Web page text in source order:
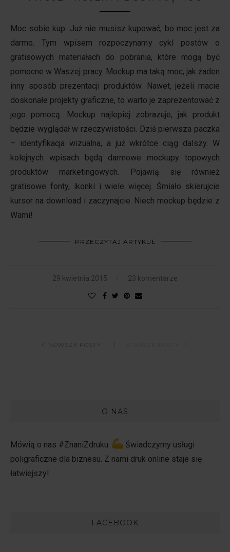
Moc sobie kup. Już nie musisz kupować, bo moc jest za
darmo. Tym wpisem rozpoczynamy cykl postów o
gratisowych materiałach do pobrania, które mogą być
pomocne w Waszej pracy. Mockup ma taką moc, jak żaden
inny sposób prezentacji produktów. Nawet, jeżeli macie
doskonałe projekty graficzne, to warto je zaprezentować z
jego pomocą. Mockup najlepiej zobrazuje, jak produkt
będzie wyglądał w rzeczywistości. Dziś pierwsza paczka
– identyfikacja wizualna, a już wkrótce ciąg dalszy. W
kolejnych wpisach będą darmowe mockupy topowych
produktów marketingowych. Pojawią się również
gratisowe fonty, ikonki i wiele więcej. Śmiało skierujcie
kursor na download i zaczynajcie. Niech mockup będzie z
Wami!
PRZECZYTAJ ARTYKUŁ
29 kwietnia 2015 23 komentarze
NOWSZE POSTY
O NAS
Mówią o nas #ZnaniZdruku.
Świadczymy usługi
poligraficzne dla biznesu. Z nami druk online staje się
łatwiejszy!
FACEBOOK